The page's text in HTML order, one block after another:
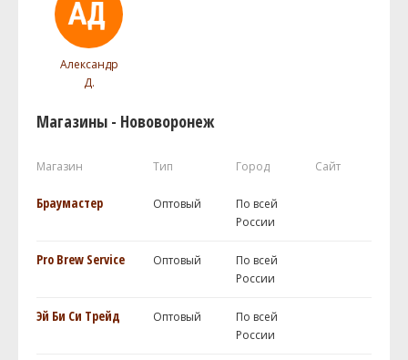
Александр
Д.
Магазины - Нововоронеж
Магазин Тип Город Сайт
Браумастер Оптовый
По всей
России
Pro Brew Service Оптовый
По всей
России
Эй Би Си Трейд Оптовый
По всей
России